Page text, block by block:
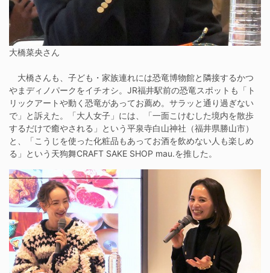
大橋菜央さん
大橋さんも、子ども・家族連れには恐竜博物館と隣接するかつ
やまディノパークをイチオシ。JR福井駅前の恐竜スポットも「ト
リックアートや動く恐竜があってお薦め。サラッと通り過ぎない
で」と訴えた。「大人女子」には、「一面こけむした境内を散歩
するだけで癒やされる」という平泉寺白山神社（福井県勝山市）
と、「こうじを使った化粧品もあってお酒を飲めない人も楽しめ
る」という天狗舞CRAFT SAKE SHOP mau.を推した。